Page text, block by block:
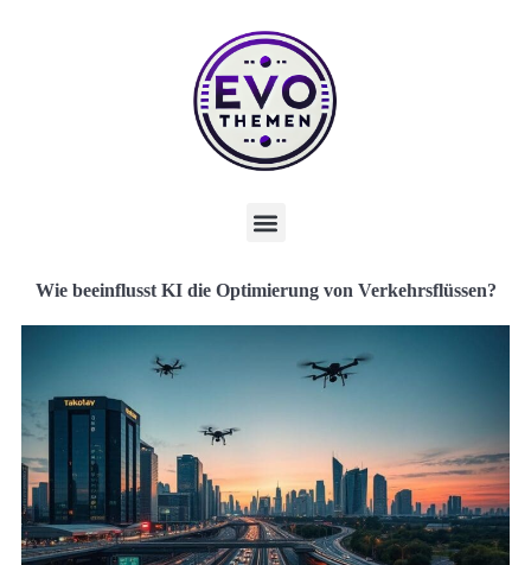
Wie beeinflusst KI die Optimierung von Verkehrsflüssen?